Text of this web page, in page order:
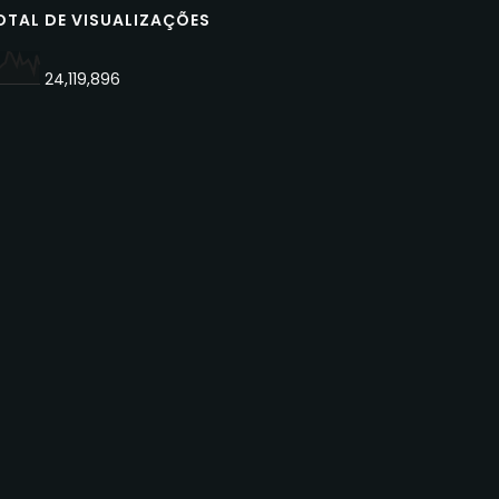
DE VISUALIZAÇÕES
24,119,896